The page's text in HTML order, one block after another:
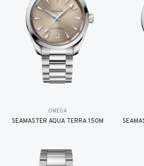
OMEGA
SEAMASTER AQUA TERRA 150M